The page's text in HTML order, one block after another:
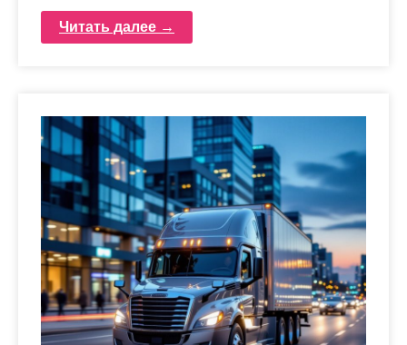
Читать далее →